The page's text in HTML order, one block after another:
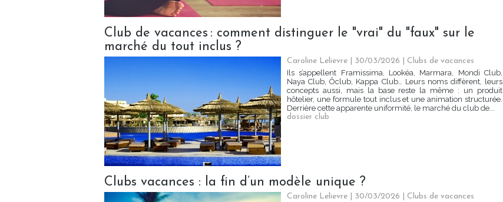
Club de vacances : comment distinguer le "vrai" du "faux" sur le
marché du tout inclus ?
Caroline Lelievre | 30/03/2026
Clubs de vacances
Ils s’appellent Framissima, Lookéa, Marmara, Mondi Club,
Naya Club, Ôclub, Kappa Club… Leurs noms diffèrent, leurs
concepts aussi, mais la base reste la même : un produit
hôtelier, une formule tout inclus et une animation structurée.
Derrière cette apparente uniformité, le marché du club de...
dossier club
Clubs vacances : la fin d’un modèle unique ?
Caroline Lelievre | 30/03/2026
Clubs de vacances